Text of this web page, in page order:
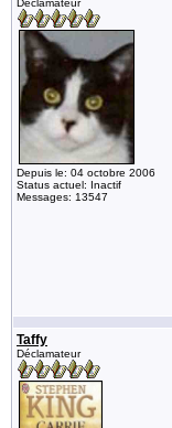
Déclamateur
Depuis le: 04 octobre 2006
Status actuel: Inactif
Messages: 13547
Taffy
Déclamateur